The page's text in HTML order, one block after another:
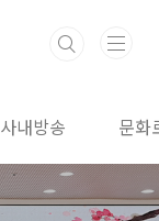
사내방송 문화